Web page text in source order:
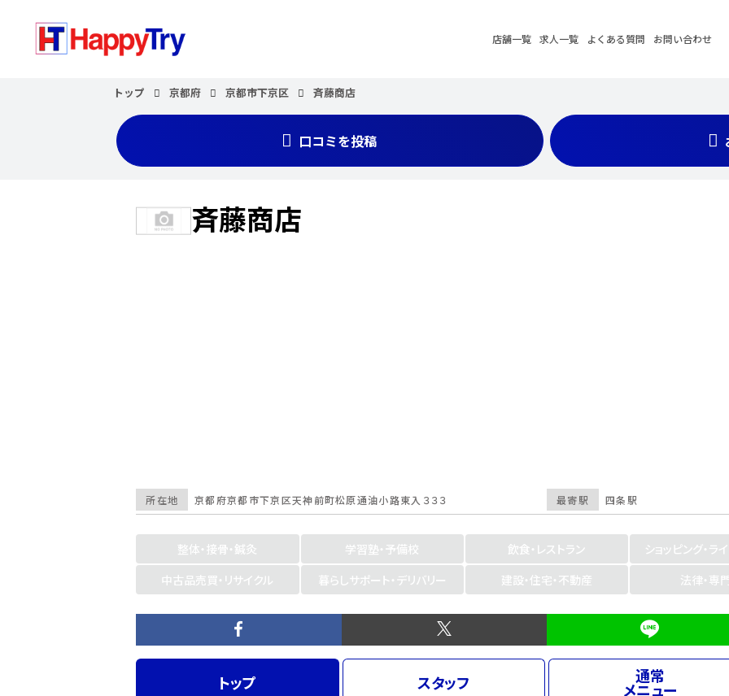
店舗一覧 求人一覧 よくある質問 お問い合わせ
トップ 京都府 京都市下京区 斉藤商店
口コミを投稿
斉藤商店
最寄駅 四条駅
所在地 京都府京都市下京区天神前町松原通油小路東入３３３
整体・接骨・鍼灸 学習塾・予備校 飲食・レストラン
ショッピング・ラ
中古品売買・リサイクル
暮らしサポート・デリバリー 建設・住宅・不動産 法律・専
トップ スタッフ 通常
メニュー